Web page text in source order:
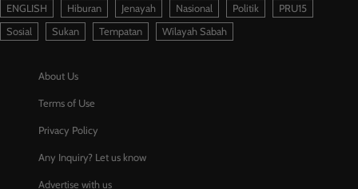
ENGLISH
Hiburan Jenayah Nasional Politik
PRU15
Sosial
Sukan Tempatan Wilayah Sabah
About Us
Terms of Use
Privacy Policy
Any Inquiry? Let us know
Advertise with us